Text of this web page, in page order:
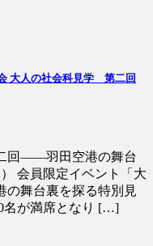
大人の社会科見学 第二回
回――羽田空港の舞台
会員限定イベント「大
舞台裏を探る特別見
名が満席となり […]